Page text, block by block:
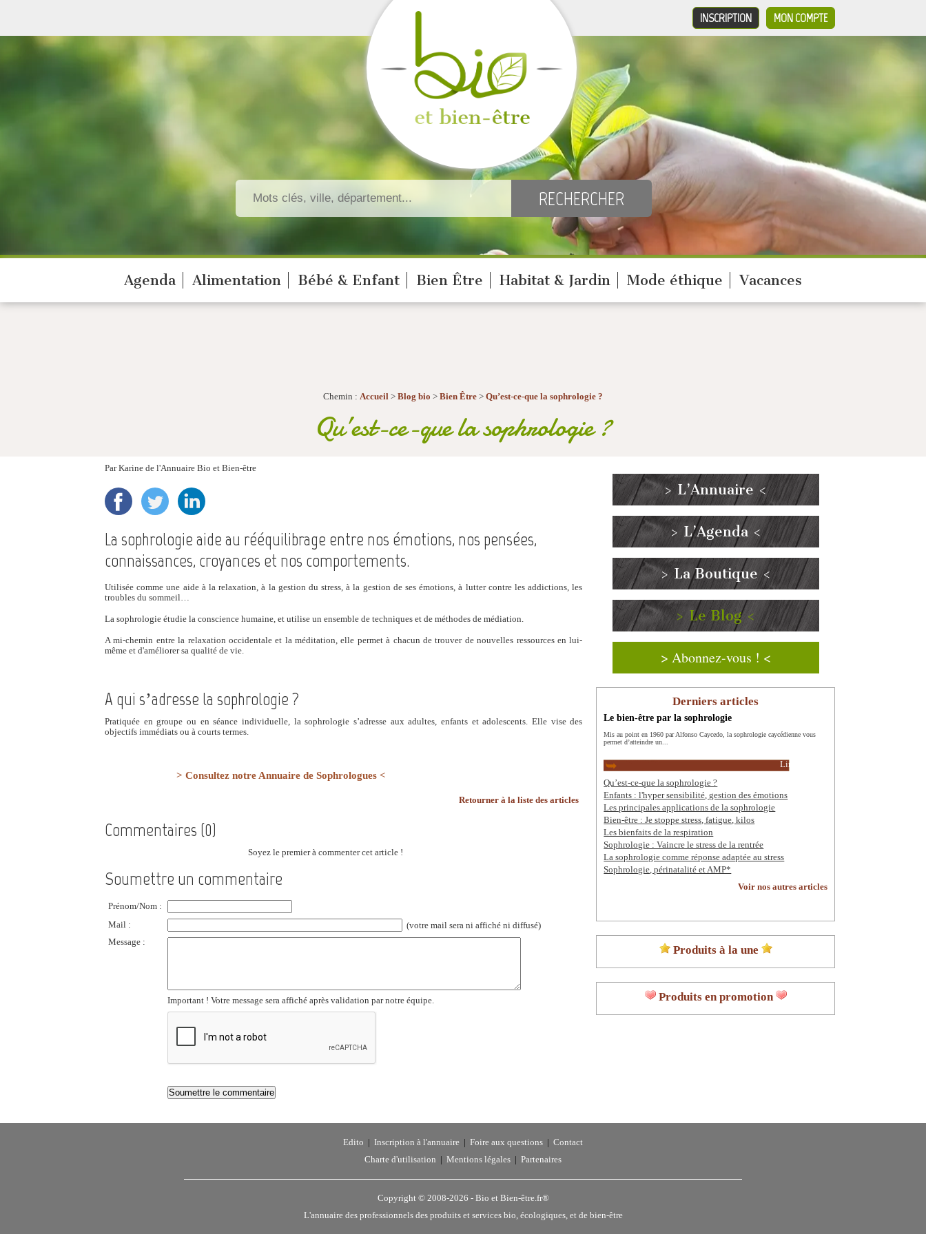
MON COMPTE
INSCRIPTION
Agenda Alimentation Bébé & Enfant Bien Être Habitat & Jardin Mode éthique Vacances
Chemin : Accueil > Blog bio > Bien Être > Qu’est-ce-que la sophrologie ?
Qu’est-ce-que la sophrologie ?
ParKarine de l'Annuaire Bio et Bien-être
La sophrologie aide au rééquilibrage entre nos émotions, nos pensées,
connaissances, croyances et nos comportements.
Utilisée comme une aide à la relaxation, à la gestion du stress, à la gestion de ses émotions, à lutter contre les addictions, les
troubles du sommeil…
La sophrologie étudie la conscience humaine, et utilise un ensemble de techniques et de méthodes de médiation.
A mi-chemin entre la relaxation occidentale et la méditation, elle permet à chacun de trouver de nouvelles ressources en lui-
même et d'améliorer sa qualité de vie.
A qui s’adresse la sophrologie ?
Pratiquée en groupe ou en séance individuelle, la sophrologie s’adresse aux adultes, enfants et adolescents. Elle vise des
objectifs immédiats ou à courts termes.
> Consultez notre Annuaire de Sophrologues <
Retourner à la liste des articles
Commentaires (0)
Soyez le premier à commenter cet article !
Soumettre un commentaire
Prénom/Nom :
Mail :
(votre mail sera ni affiché ni diffusé)
Message :
Important ! Votre message sera affiché après validation par notre équipe.
> L’Annuaire <
> L’Agenda <
> La Boutique <
> Le Blog <
> Abonnez-vous ! <
Derniers articles
Le bien-être par la sophrologie
Mis au point en 1960 par Alfonso Caycedo, la sophrologie caycédienne vous
permet d’atteindre un...
Lire la suite
Qu’est-ce-que la sophrologie ?
Enfants : l'hyper sensibilité, gestion des émotions
Les principales applications de la sophrologie
Bien-être : Je stoppe stress, fatigue, kilos
Les bienfaits de la respiration
Sophrologie : Vaincre le stress de la rentrée
La sophrologie comme réponse adaptée au stress
Sophrologie, périnatalité et AMP*
Voir nos autres articles
Produits à la une
Produits en promotion
Edito Inscription à l'annuaire Foire aux questions
Contact
Charte d'utilisation
Mentions légales Partenaires
Copyright © 2008-2026 - Bio et Bien-être.fr®
L'annuaire des professionnels des produits et services bio, écologiques, et de bien-être